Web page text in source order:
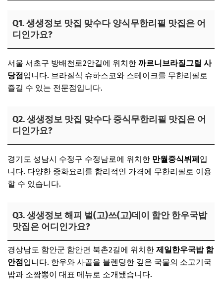
Q1. 생생정보 맛집 맞수다 양식무한리필 맛집은 어
디인가요?
서울 서초구 방배천로2안길에 위치한 까르니브라질그릴 사
당점 입니다. 브라질식 슈하스코와 스테이크를 무한리필로
즐길 수 있는 전문점입니다.
Q2. 생생정보 맛집 맞수다 중식무한리필 맛집은 어
디인가요?
경기도 성남시 수정구 수정남로에 위치한 만월중식뷔페 입
니다. 다양한 중화요리를 합리적인 가격에 무한리필로 이용
할 수 있습니다.
Q3. 생생정보 해피 벌(고)쓰(고)데이 함안 한우국밥
맛집은 어디인가요?
경상남도 함안군 함안면 북촌2길에 위치한 제일한우국밥 함
안점 입니다. 한우와 사골을 블렌딩한 깊은 국물의 소고기국
밥과 소짬뽕이 대표 메뉴로 소개됐습니다.